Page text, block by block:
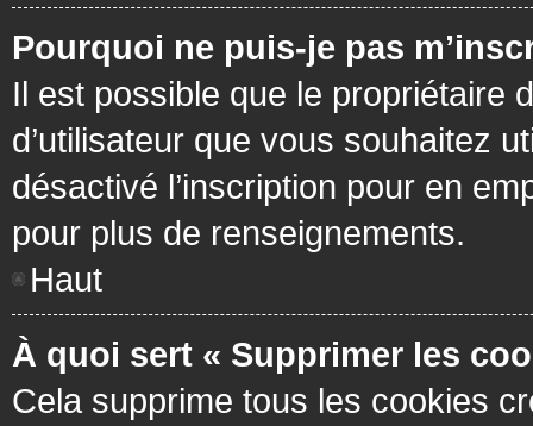
Pourquoi ne puis-je pas
Il est possible que le propriétaire
d’utilisateur que vous souhaitez
désactivé l’inscription pour en
pour plus de renseignements.
Haut
À quoi sert « Supprimer les
Cela supprime tous les cookies